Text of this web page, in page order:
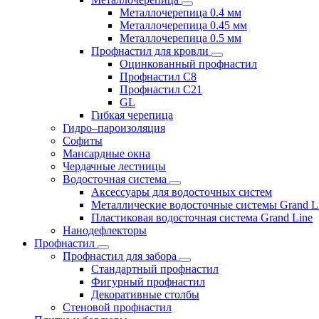
Металлочерепица 0.4 мм
Металлочерепица 0.45 мм
Металлочерепица 0.5 мм
Профнастил для кровли
Оцинкованный профнастил
Профнастил С8
Профнастил С21
GL
Гибкая черепица
Гидро–пароизоляция
Софиты
Мансардные окна
Чердачные лестницы
Водосточная система
Аксессуары для водосточных систем
Металлические водосточные системы Grand
Пластиковая водосточная система Grand Line
Нанодефлекторы
Профнастил
Профнастил для забора
Стандартный профнастил
Фигурный профнастил
Декоративные столбы
Стеновой профнастил